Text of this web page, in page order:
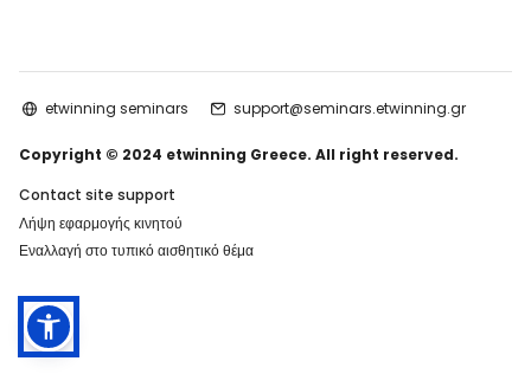
etwinning seminars support@seminars.etwinning.gr
Copyright © 2024 etwinning Greece. All right reserved.
Contact site support
Λήψη εφαρμογής κινητού
Εναλλαγή στο τυπικό αισθητικό θέμα